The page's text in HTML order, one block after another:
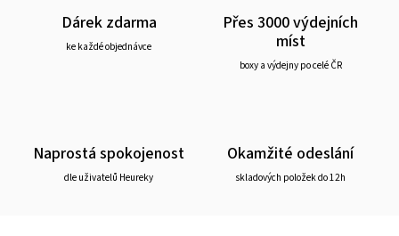
Dárek zdarma
ke každé objednávce
Přes 3000 výdejních
míst
boxy a výdejny po celé ČR
Naprostá spokojenost
dle uživatelů Heureky
Okamžité odeslání
skladových položek do 12h